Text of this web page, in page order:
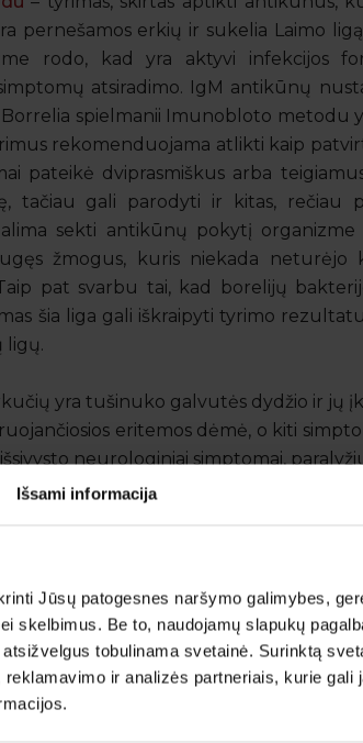
Išsami informacija
Jūsų patogesnes naršymo galimybes,
skelbimus. Be to, naudojamų slapukų
tobulinama svetainė. Surinktą
ir analizės partneriais, kurie gali
pernešamos erkių ir sukelia Laimo
rodo, kad yra aktyvi infekcijos
atsiradimo. IgM antikūnų
spielmanii Imunobloto metodu
rekomenduojama atlikti kaip
pateikė dviprasmiškus arba
tačiau gali parodyti ir kitas, rečiau
sekti antikūnų pokytį organizme
žmogus, kuris niekada neturėjo
pat svarbu tai, kad borelijų
šia liga gali iškraipyti tyrimo
ligų.
yra tušinuko galvutės dydžio ir jų
eritemos dėmė, o kiti
neurologiniai simptomai,